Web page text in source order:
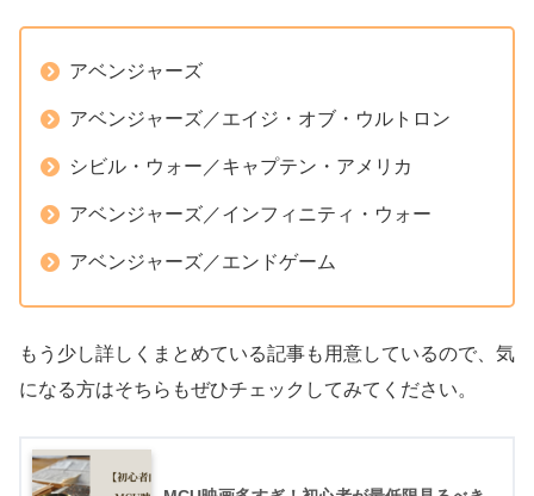
アベンジャーズ
アベンジャーズ／エイジ・オブ・ウルトロン
シビル・ウォー／キャプテン・アメリカ
アベンジャーズ／インフィニティ・ウォー
アベンジャーズ／エンドゲーム
もう少し詳しくまとめている記事も用意しているので、気
になる方はそちらもぜひチェックしてみてください。